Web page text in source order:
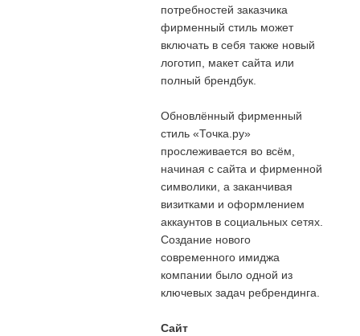
потребностей заказчика
фирменный стиль может
включать в себя также новый
логотип, макет сайта или
полный брендбук.
Обновлённый фирменный
стиль «Точка.ру»
прослеживается во всём,
начиная с сайта и фирменной
символики, а заканчивая
визитками и оформлением
аккаунтов в социальных сетях.
Создание нового
современного имиджа
компании было одной из
ключевых задач ребрендинга.
Сайт